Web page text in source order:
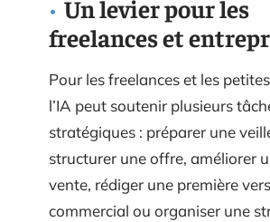
Un levier pour les
freelances et
Pour les freelances et les
l’IA peut soutenir plusieurs
stratégiques : préparer une
structurer une offre, améliorer
vente, rédiger une première
commercial ou organiser une